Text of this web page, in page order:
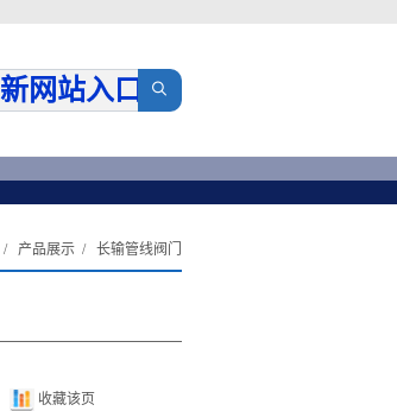
新网站入口 →
产品展示 长输管线阀门
收藏该页